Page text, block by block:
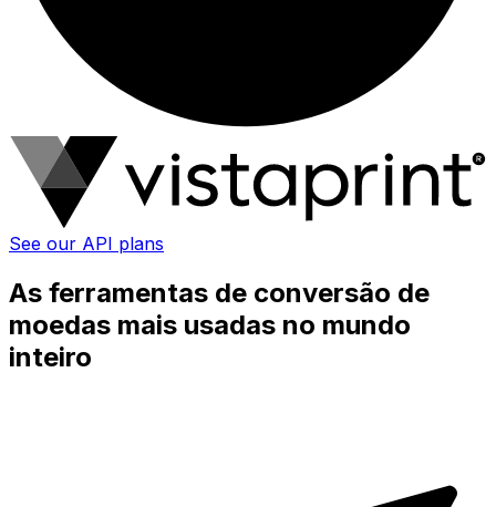
See our API plans
As ferramentas de conversão de
moedas mais usadas no mundo
inteiro